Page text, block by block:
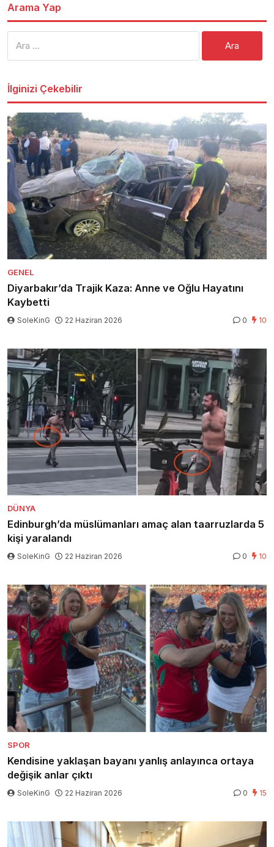
Arama Yap
İlginizi Çekebilir
GENEL
Diyarbakır’da Trajik Kaza: Anne ve Oğlu Hayatını
Kaybetti
SoleKinG 22 Haziran 2026 0 10
DÜNYA
Edinburgh’da müslümanları amaç alan taarruzlarda 5
kişi yaralandı
SoleKinG 22 Haziran 2026 0 10
SPOR
Kendisine yaklaşan bayanı yanlış anlayınca ortaya
değişik anlar çıktı
SoleKinG 22 Haziran 2026 0 15